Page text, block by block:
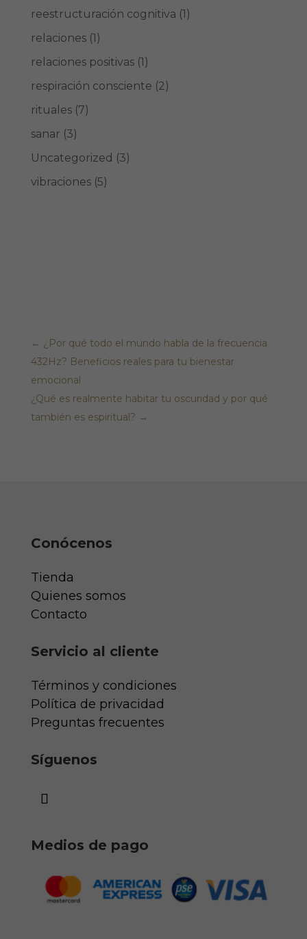
reestructuración cognitiva (1)
relaciones(1)
relaciones positivas(1)
respiración consciente (2)
rituales(7)
sanar (3)
Uncategorized (3)
vibraciones(5)
← ¿Por qué todo el mundo habla de la frecuencia
432Hz? Beneficios reales para tu bienestar
emocional
¿Qué es realmente habitar tu oscuridad y por qué
también es espiritual? →
Conócenos
Tienda
Quienes somos
Contacto
Servicio al cliente
Términos y condiciones
Política de privacidad
Preguntas frecuentes
Síguenos
Medios de pago